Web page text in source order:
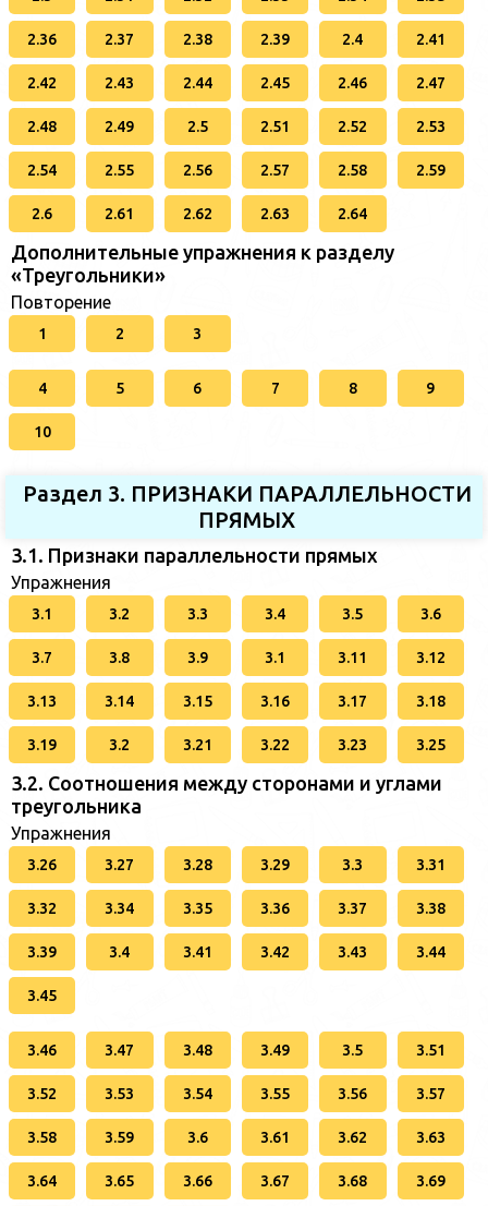
2.36 2.37 2.38 2.39 2.4 2.41
2.42 2.43 2.44 2.45 2.46 2.47
2.48 2.49 2.5 2.51 2.52 2.53
2.54 2.55 2.56 2.57 2.58 2.59
2.6 2.61 2.62 2.63 2.64
Дополнительные упражнения к разделу
«Треугольники»
Повторение
1 2 3
4 5 6 7 8 9
10
Раздел 3. ПРИЗНАКИ ПАРАЛЛЕЛЬНОСТИ
ПРЯМЫХ
3.1. Признаки параллельности прямых
Упражнения
3.1 3.2 3.3 3.4 3.5 3.6
3.7 3.8 3.9 3.1 3.11 3.12
3.13 3.14 3.15 3.16 3.17 3.18
3.19 3.2 3.21 3.22 3.23 3.25
3.2. Соотношения между сторонами и углами
треугольника
Упражнения
3.26 3.27 3.28 3.29 3.3 3.31
3.32 3.34 3.35 3.36 3.37 3.38
3.39 3.4 3.41 3.42 3.43 3.44
3.45
3.46 3.47 3.48 3.49 3.5 3.51
3.52 3.53 3.54 3.55 3.56 3.57
3.58 3.59 3.6 3.61 3.62 3.63
3.64 3.65 3.66 3.67 3.68 3.69